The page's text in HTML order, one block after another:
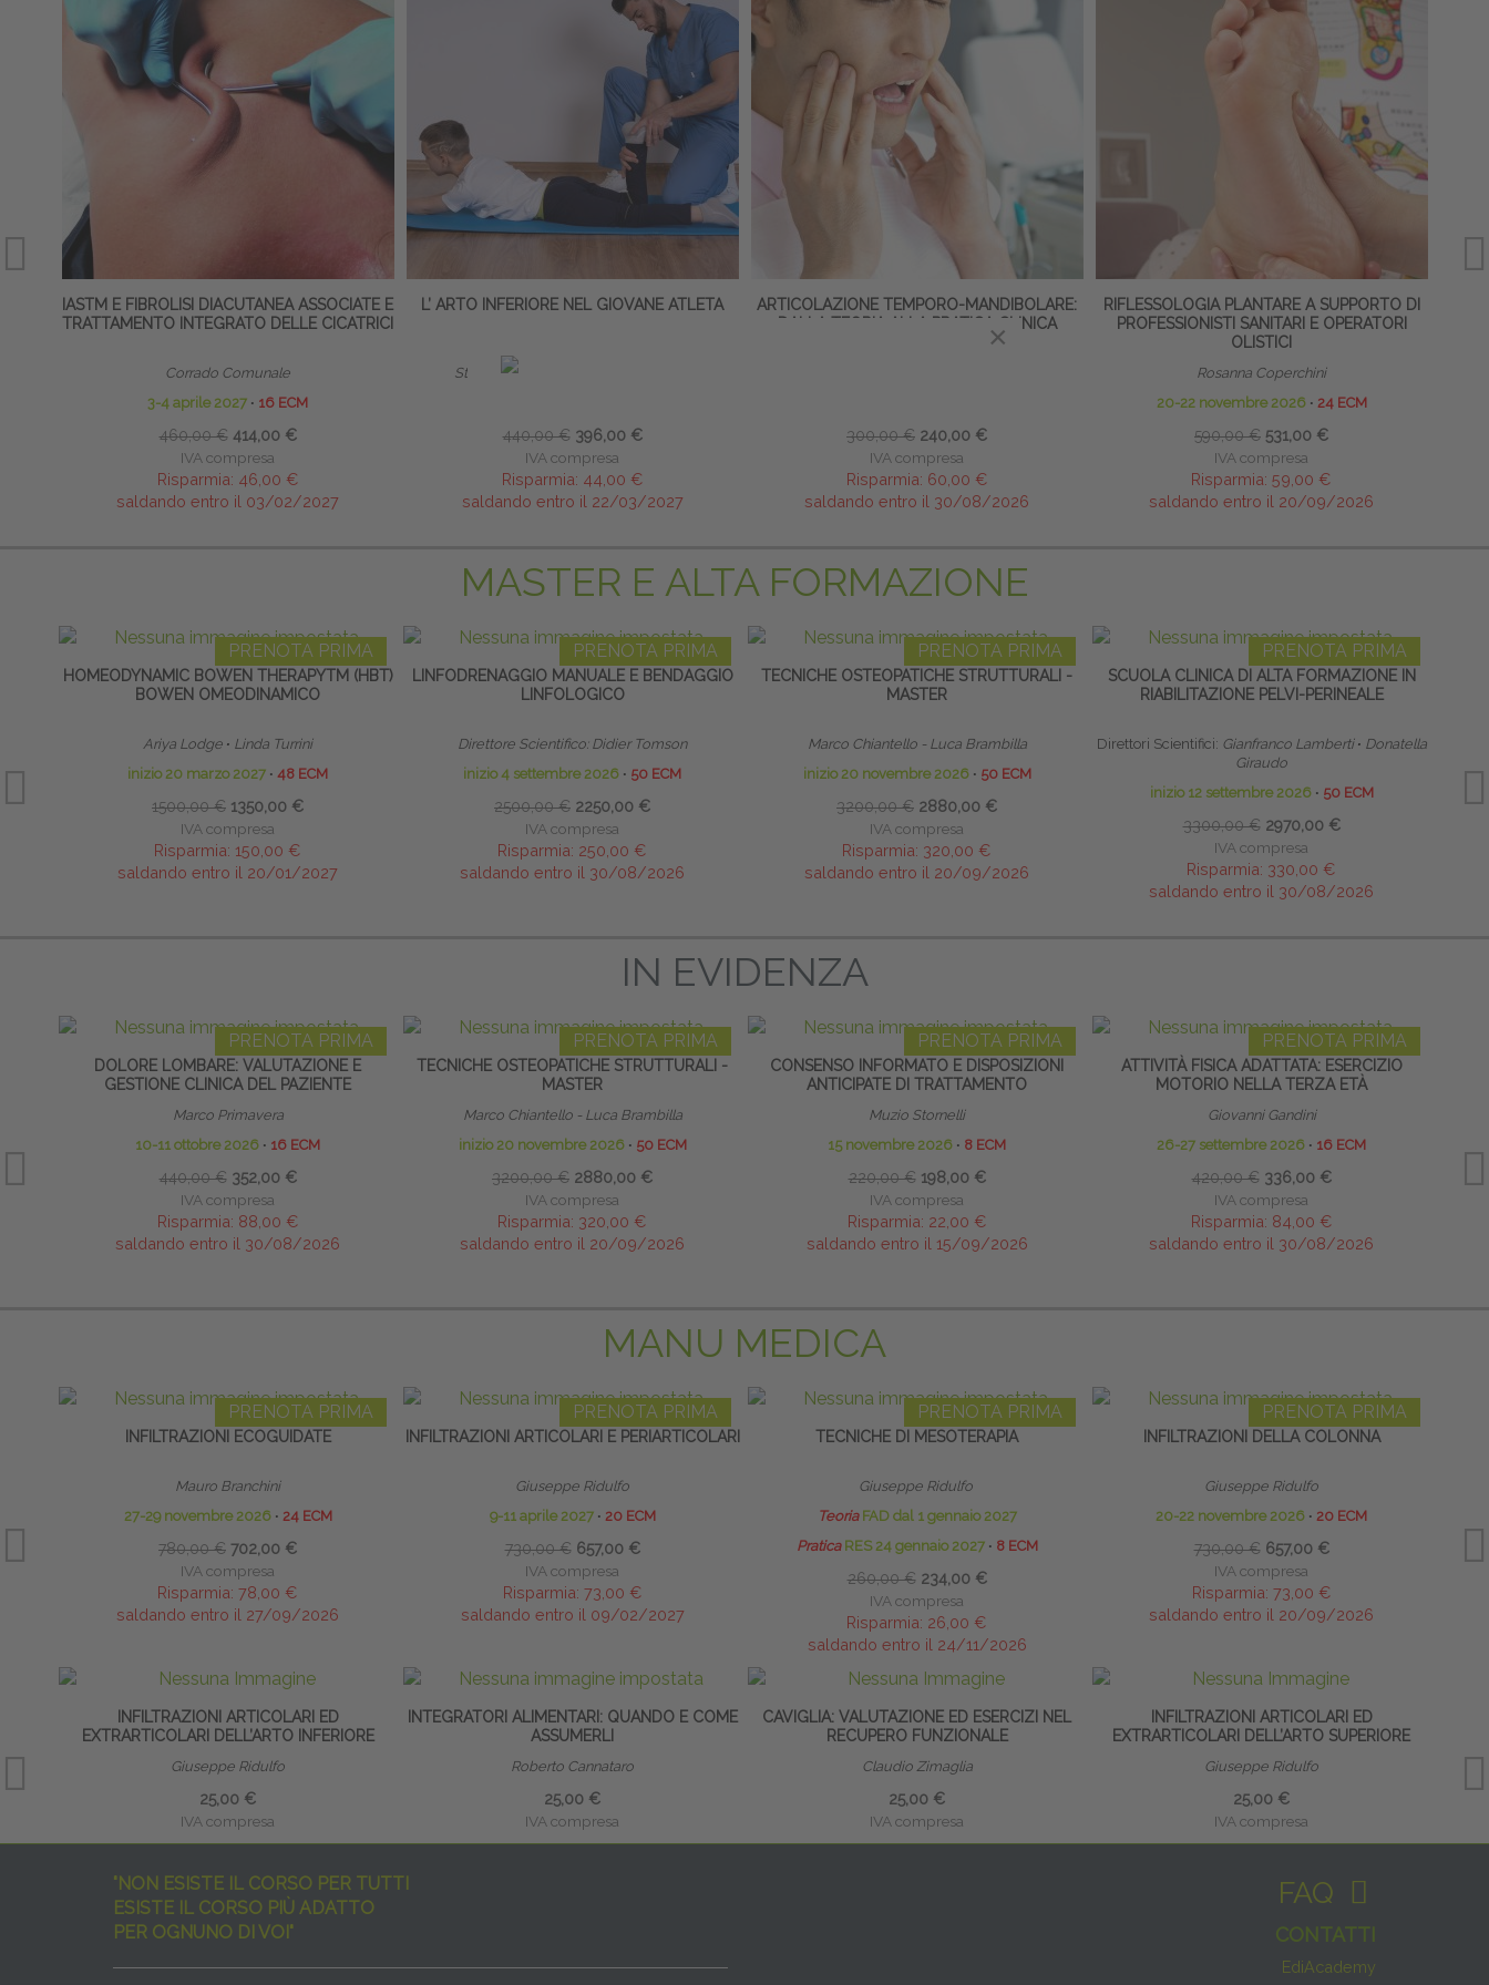
IASTM E FIBROLISI DIACUTANEA ASSOCIATE E
TRATTAMENTO INTEGRATO DELLE CICATRICI
Corrado Comunale
3-4 aprile 2027 ∙ 16 ECM
460,00 € 414,00 €
IVA compresa
Risparmia: 46,00 €
saldando entro il 03/02/2027
L’ ARTO INFERIORE NEL GIOVANE ATLETA
Stevfano Vianello
440,00 € 396,00 €
IVA compresa
Risparmia: 44,00 €
saldando entro il 22/03/2027
ARTICOLAZIONE TEMPORO-MANDIBOLARE:
DALLA TEORIA ALLA PRATICA CLINICA
300,00 € 240,00 €
IVA compresa
Risparmia: 60,00 €
saldando entro il 30/08/2026
RIFLESSOLOGIA PLANTARE A SUPPORTO DI
PROFESSIONISTI SANITARI E OPERATORI
OLISTICI
Rosanna Coperchini
20-22 novembre 2026∙ 24 ECM
590,00 € 531,00 €
IVA compresa
Risparmia: 59,00 €
saldando entro il 20/09/2026
MASTER E ALTA FORMAZIONE
PRENOTA PRIMA
HOMEODYNAMIC BOWEN THERAPYTM (HBT)
BOWEN OMEODINAMICO
Ariya Lodge ∙ Linda Turrini
inizio 20 marzo 2027 ∙ 48 ECM
1500,00 € 1350,00 €
IVA compresa
Risparmia: 150,00 €
saldando entro il 20/01/2027
PRENOTA PRIMA
LINFODRENAGGIO MANUALE E BENDAGGIO
LINFOLOGICO
Direttore Scientifico: Didier Tomson
inizio 4 settembre 2026 ∙ 50 ECM
2500,00 € 2250,00 €
IVA compresa
Risparmia: 250,00 €
saldando entro il 30/08/2026
PRENOTA PRIMA
TECNICHE OSTEOPATICHE STRUTTURALI -
MASTER
Marco Chiantello - Luca Brambilla
inizio 20 novembre 2026 ∙ 50 ECM
3200,00 € 2880,00 €
IVA compresa
Risparmia: 320,00 €
saldando entro il 20/09/2026
PRENOTA PRIMA
SCUOLA CLINICA DI ALTA FORMAZIONE IN
RIABILITAZIONE PELVI-PERINEALE
Direttori Scientifici: Gianfranco Lamberti ∙ Donatella
Giraudo
inizio 12 settembre 2026 ∙ 50 ECM
3300,00 € 2970,00 €
IVA compresa
Risparmia: 330,00 €
saldando entro il 30/08/2026
IN EVIDENZA
PRENOTA PRIMA
DOLORE LOMBARE: VALUTAZIONE E
GESTIONE CLINICA DEL PAZIENTE
Marco Primavera
10-11 ottobre 2026 ∙ 16 ECM
440,00 € 352,00 €
IVA compresa
Risparmia: 88,00 €
saldando entro il 30/08/2026
PRENOTA PRIMA
TECNICHE OSTEOPATICHE STRUTTURALI -
MASTER
Marco Chiantello - Luca Brambilla
inizio 20 novembre 2026 ∙ 50 ECM
3200,00 € 2880,00 €
IVA compresa
Risparmia: 320,00 €
saldando entro il 20/09/2026
PRENOTA PRIMA
CONSENSO INFORMATO E DISPOSIZIONI
ANTICIPATE DI TRATTAMENTO
Muzio Stornelli
15 novembre 2026 ∙ 8 ECM
220,00 € 198,00 €
IVA compresa
Risparmia: 22,00 €
saldando entro il 15/09/2026
PRENOTA PRIMA
ATTIVITÀ FISICA ADATTATA: ESERCIZIO
MOTORIO NELLA TERZA ETÀ
Giovanni Gandini
26-27 settembre 2026 ∙ 16 ECM
420,00 € 336,00 €
IVA compresa
Risparmia: 84,00 €
saldando entro il 30/08/2026
MANU MEDICA
PRENOTA PRIMA
INFILTRAZIONI ECOGUIDATE
Mauro Branchini
27-29 novembre 2026 ∙ 24 ECM
780,00 € 702,00 €
IVA compresa
Risparmia: 78,00 €
saldando entro il 27/09/2026
PRENOTA PRIMA
INFILTRAZIONI ARTICOLARI E PERIARTICOLARI
Giuseppe Ridulfo
9-11 aprile 2027 ∙ 20 ECM
730,00 € 657,00 €
IVA compresa
Risparmia: 73,00 €
saldando entro il 09/02/2027
PRENOTA PRIMA
TECNICHE DI MESOTERAPIA
Giuseppe Ridulfo
Teoria FAD dal 1 gennaio 2027
PraticaRES 24 gennaio 2027 ∙ 8 ECM
260,00 € 234,00 €
IVA compresa
Risparmia: 26,00 €
saldando entro il 24/11/2026
PRENOTA PRIMA
INFILTRAZIONI DELLA COLONNA
Giuseppe Ridulfo
20-22 novembre 2026 ∙ 20 ECM
730,00 € 657,00 €
IVA compresa
Risparmia: 73,00 €
saldando entro il 20/09/2026
INFILTRAZIONI ARTICOLARI ED
EXTRARTICOLARI DELL’ARTO INFERIORE
Giuseppe Ridulfo
25,00 €
IVA compresa
INTEGRATORI ALIMENTARI: QUANDO E COME
ASSUMERLI
Roberto Cannataro
25,00 €
IVA compresa
CAVIGLIA: VALUTAZIONE ED ESERCIZI NEL
RECUPERO FUNZIONALE
Claudio Zimaglia
25,00 €
IVA compresa
INFILTRAZIONI ARTICOLARI ED
EXTRARTICOLARI DELL’ARTO SUPERIORE
Giuseppe Ridulfo
25,00 €
IVA compresa
"NON ESISTE IL CORSO PER TUTTI
ESISTE IL CORSO PIÙ ADATTO
PER OGNUNO DI VOI"
FAQ
CONTATTI
EdiAcademy
×